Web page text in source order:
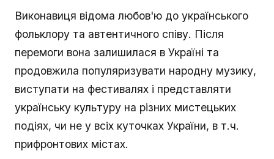
Виконавиця відома любов'ю до українського
фольклору та автентичного співу. Після
перемоги вона залишилася в Україні та
продовжила популяризувати народну музику,
виступати на фестивалях і представляти
українську культуру на різних мистецьких
подіях, чи не у всіх куточках України, в т.ч.
прифронтових містах.